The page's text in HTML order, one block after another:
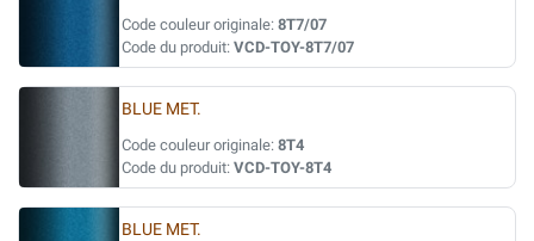
Code couleur originale: 8T7/07
Code du produit: VCD-TOY-8T7/07
BLUE MET.
Code couleur originale: 8T4
Code du produit: VCD-TOY-8T4
BLUE MET.